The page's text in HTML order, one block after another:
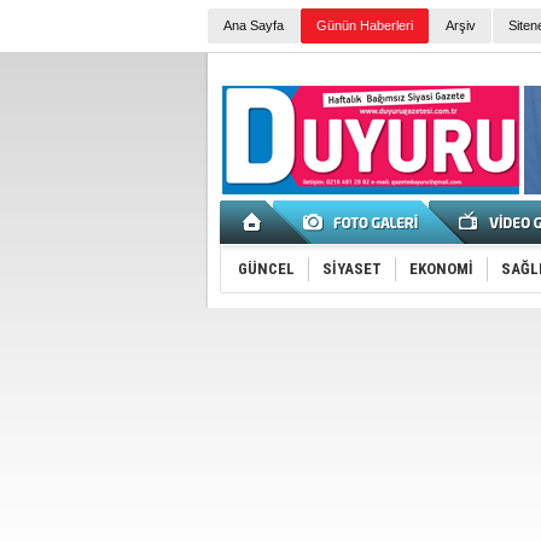
Ana Sayfa Günün Haberleri Arşiv
GÜNCEL SİYASET EKONOMİ